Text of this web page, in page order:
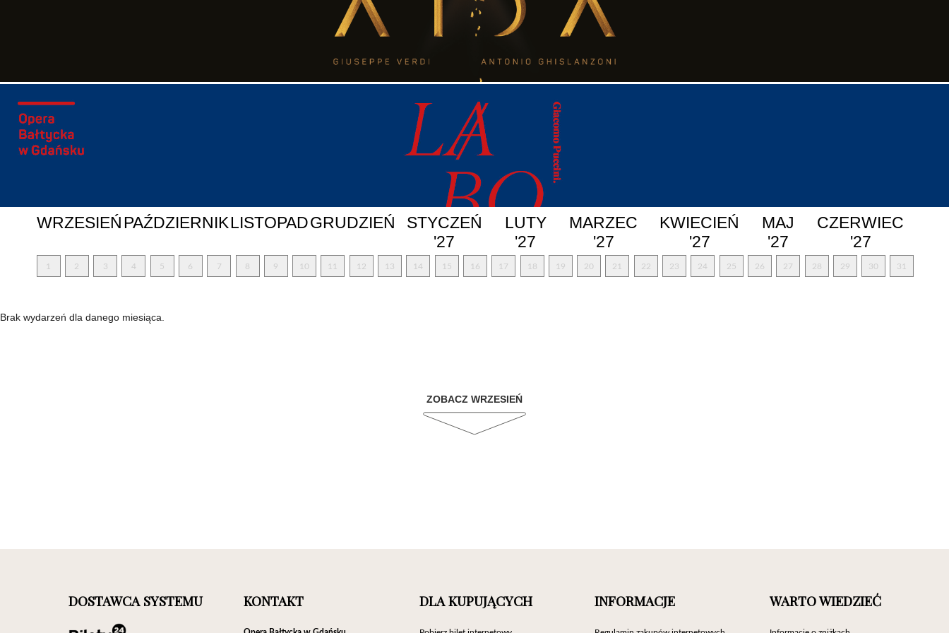
WRZESIEŃPAŹDZIERNIKLISTOPADGRUDZIEŃ
STYCZEŃ
'27
LUTY
'27
MARZEC
'27
KWIECIEŃ
'27
MAJ
'27
CZERWIEC
'27
1 2 3 4 5 6 7 8 9 10 11 12 13 14 15 16 17 18 19 20 21 22 23 24 25 26 27 28 29 30 31
Brak wydarzeń dla danego miesiąca.
ZOBACZ WRZESIEŃ
DOSTAWCA SYSTEMU KONTAKT DLA KUPUJĄCYCH INFORMACJE WARTO WIEDZIEĆ